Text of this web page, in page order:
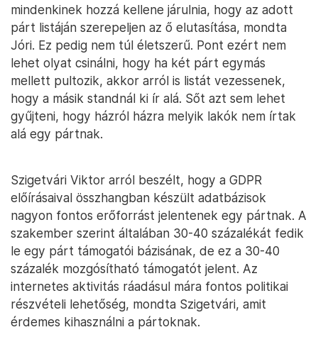
mindenkinek hozzá kellene járulnia, hogy az adott
párt listáján szerepeljen az ő elutasítása, mondta
Jóri. Ez pedig nem túl életszerű. Pont ezért nem
lehet olyat csinálni, hogy ha két párt egymás
mellett pultozik, akkor arról is listát vezessenek,
hogy a másik standnál ki ír alá. Sőt azt sem lehet
gyűjteni, hogy házról házra melyik lakók nem írtak
alá egy pártnak.
Szigetvári Viktor arról beszélt, hogy a GDPR
előírásaival összhangban készült adatbázisok
nagyon fontos erőforrást jelentenek egy pártnak. A
szakember szerint általában 30-40 százalékát fedik
le egy párt támogatói bázisának, de ez a 30-40
százalék mozgósítható támogatót jelent. Az
internetes aktivitás ráadásul mára fontos politikai
részvételi lehetőség, mondta Szigetvári, amit
érdemes kihasználni a pártoknak.